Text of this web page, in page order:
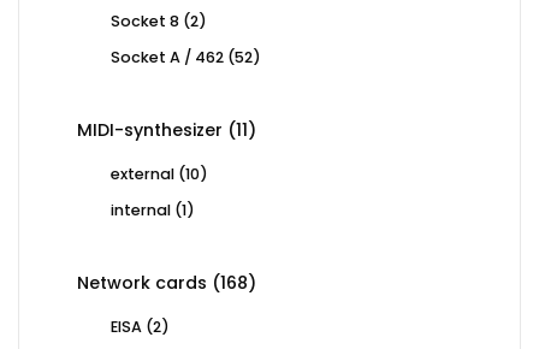
Socket 8 22
Socket A / 462 5252
MIDI-synthesizer 1111
external 1010
internal 11
Network cards 168168
EISA 22